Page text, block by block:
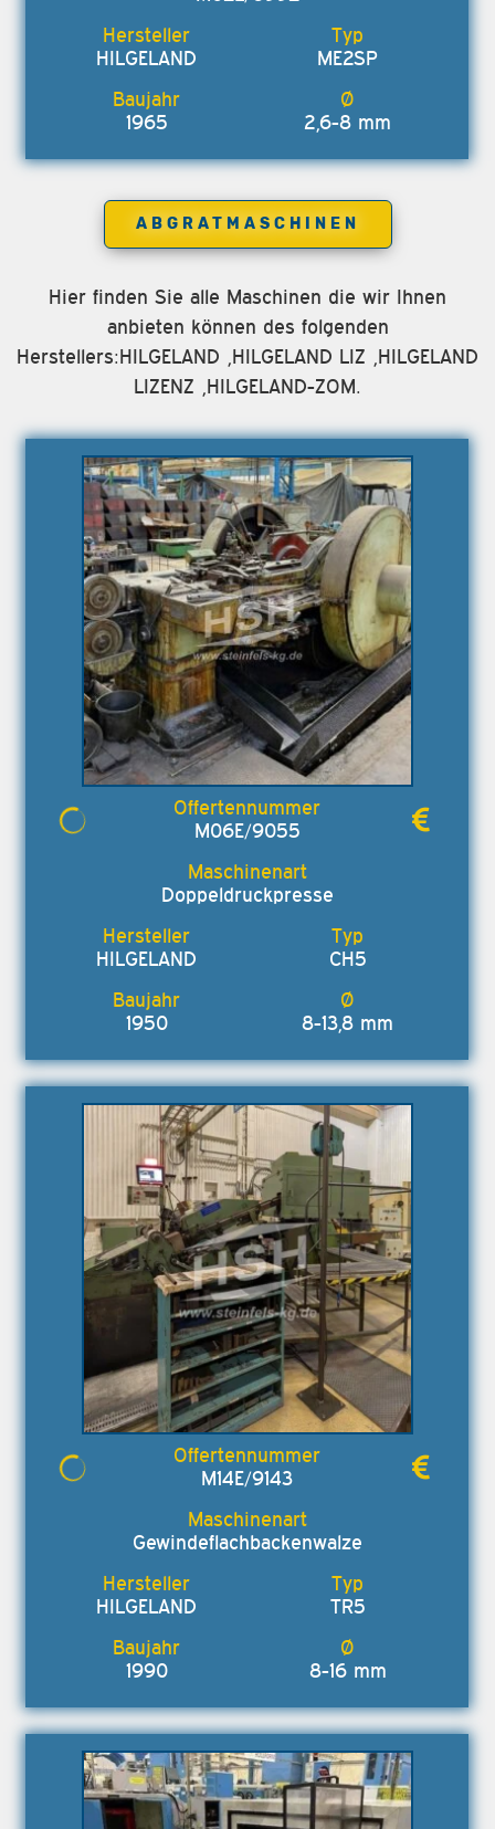
HILGELAND ME2SP
1965 2,6-8 mm
ABGRATMASCHINEN
Hier finden Sie alle Maschinen die wir Ihnen
anbieten können des folgenden
Herstellers:HILGELAND ,HILGELAND LIZ ,HILGELAND
LIZENZ ,HILGELAND-ZOM.
M06E/9055
Doppeldruckpresse
HILGELAND CH5
1950 8-13,8 mm
M14E/9143
Gewindeflachbackenwalze
HILGELAND TR5
1990 8-16 mm